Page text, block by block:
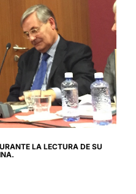
LA LECTURA DE SU